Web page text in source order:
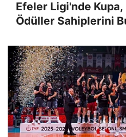
Efeler Ligi'nde Kupa,
Ödüller Sahiplerini